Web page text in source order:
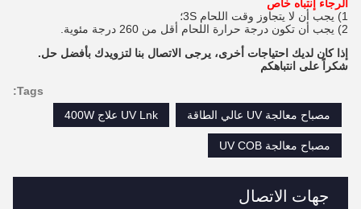
جهات الاتصال
الرجاء إنتباه خاص
1) يجب أن لا يتجاوز وقت اللحام 3S؛
2) يجب أن تكون درجة حرارة اللحام أقل من 260 درجة مئوية.
إذا كان لديك احتياجات أخرى، يرجى الاتصال بنا لتزويدك بأفضل حل.
شكراً على انتباهكم
Tags:
مصباح معالجة UV عالي الطاقة
UV Lnk علاج 400W
مصباح معالجة UV COB